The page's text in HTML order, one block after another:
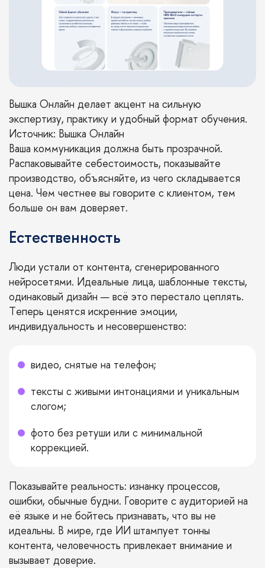
Вышка Онлайн делает акцент на сильную
экспертизу, практику и удобный формат обучения.
Источник: Вышка Онлайн
Ваша коммуникация должна быть прозрачной.
Распаковывайте себестоимость, показывайте
производство, объясняйте, из чего складывается
цена. Чем честнее вы говорите с клиентом, тем
больше он вам доверяет.
Естественность
Люди устали от контента, сгенерированного
нейросетями. Идеальные лица, шаблонные тексты,
одинаковый дизайн — всё это перестало цеплять.
Теперь ценятся искренние эмоции,
индивидуальность и несовершенство:
видео, снятые на телефон;
тексты с живыми интонациями и уникальным
слогом;
фото без ретуши или с минимальной
коррекцией.
Показывайте реальность: изнанку процессов,
ошибки, обычные будни. Говорите с аудиторией на
её языке и не бойтесь признавать, что вы не
идеальны. В мире, где ИИ штампует тонны
контента, человечность привлекает внимание и
вызывает доверие.